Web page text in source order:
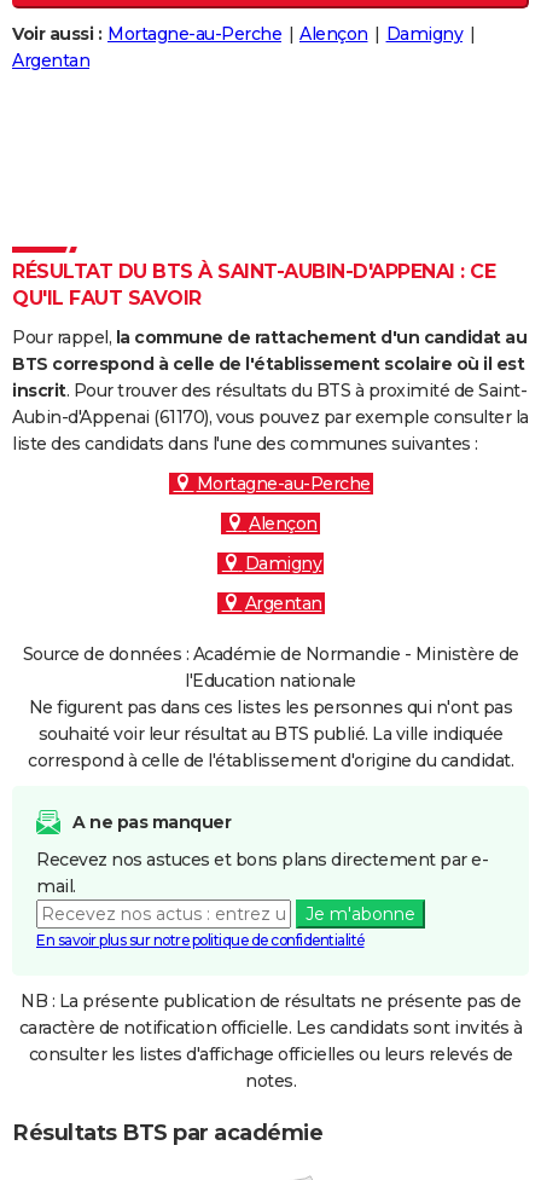
Destinations
City break
Voyage nature
Voyage de noces
Forum
Climat
+
PHOTO
Dictionnaire
Biographies
Citations
Expressions
Proverbes
PROGRAMME TV
S'inscrire
Se connecter
Lycées
Collèges
Primaires
Universités
Entreprises
Service militaire
Avis de recherche
AVIS DE DÉCÈS
FORUM
Voir aussi : Mortagne-au-Perche Alençon
Damigny
Argentan
RÉSULTAT DU BTS À SAINT-AUBIN-D'APPENAI : CE
QU'IL FAUT SAVOIR
Pour rappel, la commune de rattachement d'un candidat au
BTS correspond à celle de l'établissement scolaire où il est
inscrit. Pour trouver des résultats du BTS à proximité de Saint-
Aubin-d'Appenai (61170), vous pouvez par exemple consulter la
liste des candidats dans l'une des communes suivantes :
Mortagne-au-Perche
Alençon
Damigny
Argentan
Source de données : Académie de Normandie - Ministère de
l'Education nationale
Ne figurent pas dans ces listes les personnes qui n'ont pas
souhaité voir leur résultat au BTS publié. La ville indiquée
correspond à celle de l'établissement d'origine du candidat.
A ne pas manquer
Recevez nos astuces et bons plans directement par e-
mail.
Je m'abonne
En savoir plus sur notre politique de confidentialité
NB : La présente publication de résultats ne présente pas de
caractère de notification officielle. Les candidats sont invités à
consulter les listes d'affichage officielles ou leurs relevés de
notes.
Résultats BTS par académie